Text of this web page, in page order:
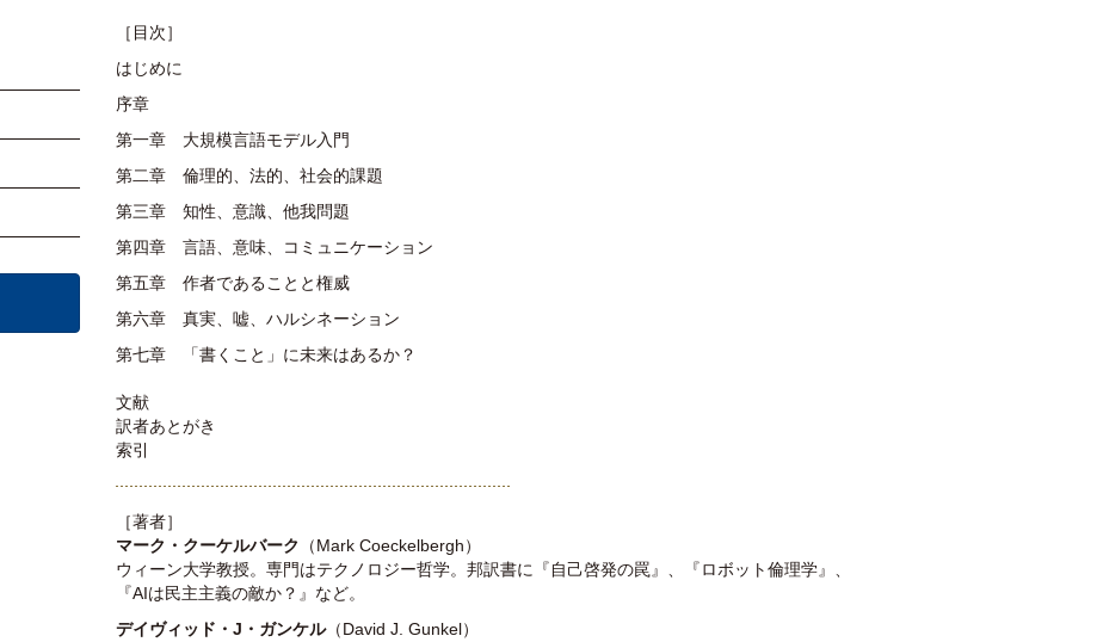
［目次］
はじめに
序章
第一章 大規模言語モデル入門
第二章 倫理的、法的、社会的課題
第三章 知性、意識、他我問題
第四章 言語、意味、コミュニケーション
第五章 作者であることと権威
第六章 真実、嘘、ハルシネーション
第七章 「書くこと」に未来はあるか？
文献
訳者あとがき
索引
［著者］
マーク・クーケルバーク
（Mark Coeckelbergh）
ウィーン大学教授。専門はテクノロジー哲学。邦訳書に『自己啓発の罠』、『ロボット倫理学』、
『AIは民主主義の敵か？』など。
デイヴィッド・J・ガンケル（David J. Gunkel）